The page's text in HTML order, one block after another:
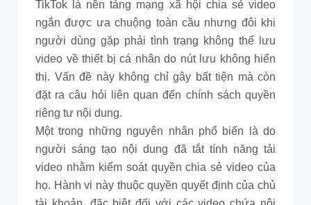
TikTok là nền tảng mạng xã hội chia sẻ video
ngắn được ưa chuộng toàn cầu nhưng đôi khi
người dùng gặp phải tình trạng không thể lưu
video về thiết bị cá nhân do nút lưu không hiển
thị. Vấn đề này không chỉ gây bất tiện mà còn
đặt ra câu hỏi liên quan đến chính sách quyền
riêng tư nội dung.
Một trong những nguyên nhân phổ biến là do
người sáng tạo nội dung đã tắt tính năng tải
video nhằm kiểm soát quyền chia sẻ video của
họ. Hành vi này thuộc quyền quyết định của chủ